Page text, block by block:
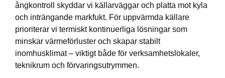
ångkontroll skyddar vi källarväggar och platta mot kyla
och inträngande markfukt. För uppvärmda källare
prioriterar vi termiskt kontinuerliga lösningar som
minskar värmeförluster och skapar stabilt
inomhusklimat – viktigt både för verksamhetslokaler,
teknikrum och förvaringsutrymmen.